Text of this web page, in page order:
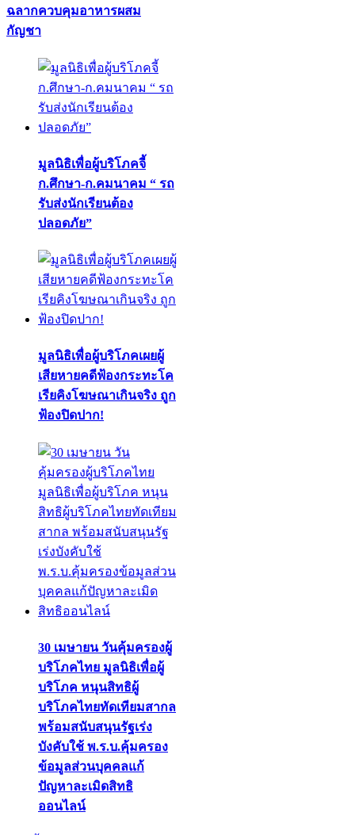
ฉลากควบคุมอาหารผสม
กัญชา
มูลนิธิเพื่อผู้บริโภคจี้
ก.ศึกษา-ก.คมนาคม “ รถ
รับส่งนักเรียนต้อง
ปลอดภัย”
มูลนิธิเพื่อผู้บริโภคเผยผู้
เสียหายคดีฟ้องกระทะโค
เรียคิงโฆษณาเกินจริง ถูก
ฟ้องปิดปาก!
30 เมษายน วันคุ้มครองผู้
บริโภคไทย มูลนิธิเพื่อผู้
บริโภค หนุนสิทธิผู้
บริโภคไทยทัดเทียมสากล
พร้อมสนับสนุนรัฐเร่ง
บังคับใช้ พ.ร.บ.คุ้มครอง
ข้อมูลส่วนบุคคลแก้
ปัญหาละเมิดสิทธิ
ออนไลน์